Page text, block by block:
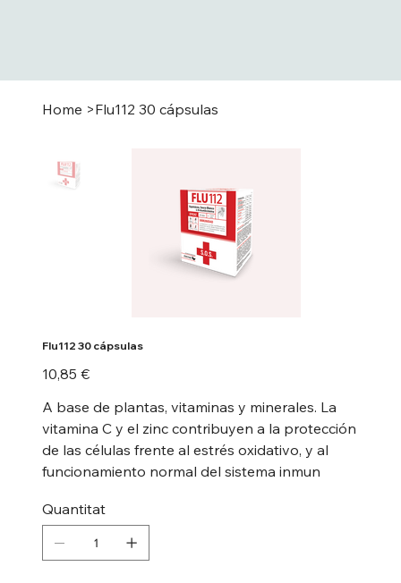
Home >Flu112 30 cápsulas
Flu112 30 cápsulas
Preu
10,85 €
A base de plantas, vitaminas y minerales. La
vitamina C y el zinc contribuyen a la protección
de las células frente al estrés oxidativo, y al
funcionamiento normal del sistema inmun
Quantitat